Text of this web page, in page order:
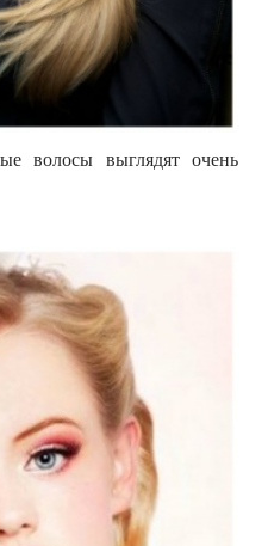
волосы выглядят очень